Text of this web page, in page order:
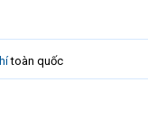
toàn quốc